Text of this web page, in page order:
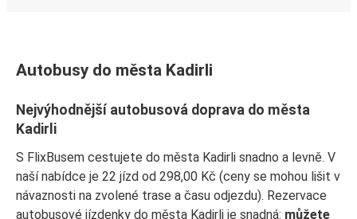
Autobusy do města Kadirli
Nejvýhodnější autobusová doprava do města
Kadirli
S FlixBusem cestujete do města Kadirli snadno a levně. V
naší nabídce je 22 jízd od 298,00 Kč (ceny se mohou lišit v
návaznosti na zvolené trase a času odjezdu). Rezervace
autobusové jízdenky do města Kadirli je snadná: můžete